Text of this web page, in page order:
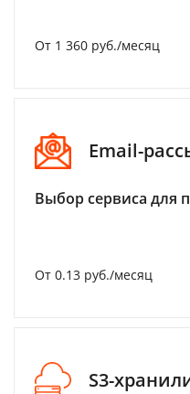
От 1 360 руб./месяц
Email-
Выбор сервиса для
От 0.13 руб./месяц
S3-